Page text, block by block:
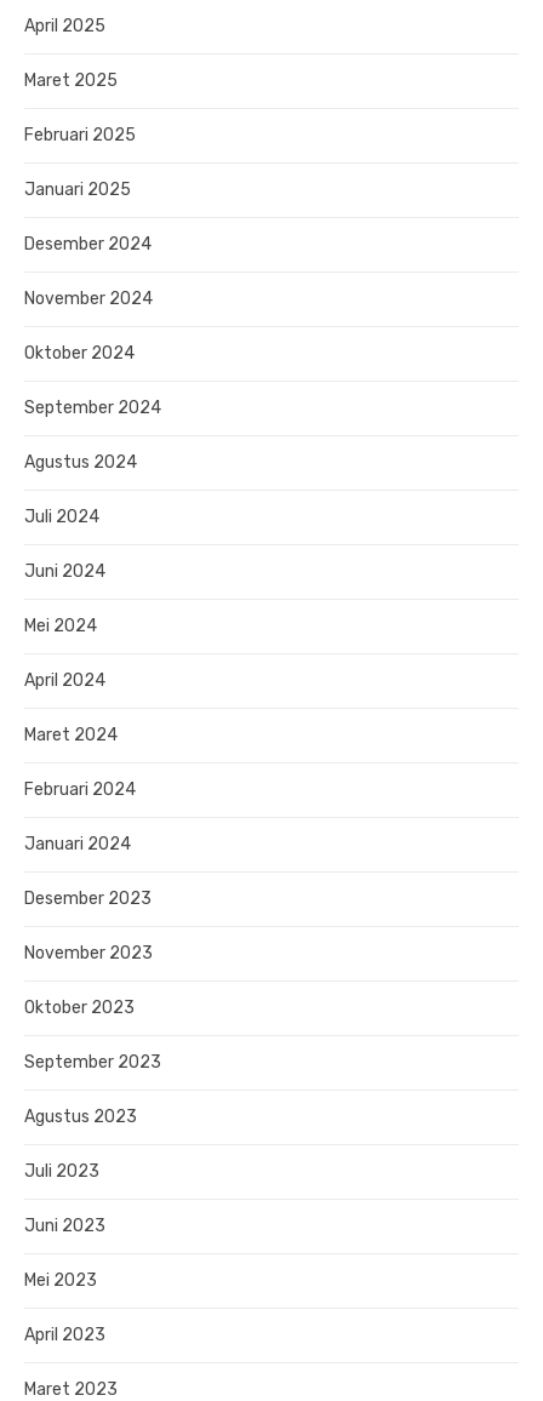
April 2025
Maret 2025
Februari 2025
Januari 2025
Desember 2024
November 2024
Oktober 2024
September 2024
Agustus 2024
Juli 2024
Juni 2024
Mei 2024
April 2024
Maret 2024
Februari 2024
Januari 2024
Desember 2023
November 2023
Oktober 2023
September 2023
Agustus 2023
Juli 2023
Juni 2023
Mei 2023
April 2023
Maret 2023